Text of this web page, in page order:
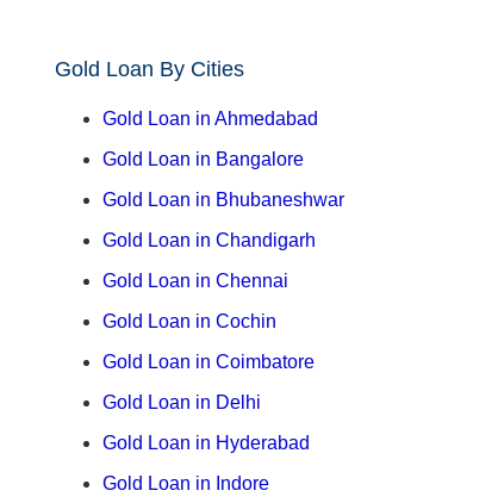
Gold Loan By Cities
Gold Loan in Ahmedabad
Gold Loan in Bangalore
Gold Loan in Bhubaneshwar
Gold Loan in Chandigarh
Gold Loan in Chennai
Gold Loan in Cochin
Gold Loan in Coimbatore
Gold Loan in Delhi
Gold Loan in Hyderabad
Gold Loan in Indore